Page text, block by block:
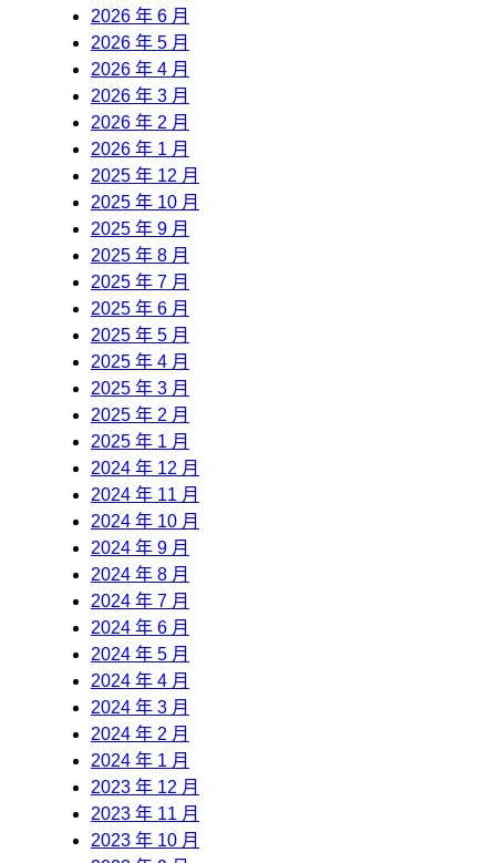
2026 年 6 月
2026 年 5 月
2026 年 4 月
2026 年 3 月
2026 年 2 月
2026 年 1 月
2025 年 12 月
2025 年 10 月
2025 年 9 月
2025 年 8 月
2025 年 7 月
2025 年 6 月
2025 年 5 月
2025 年 4 月
2025 年 3 月
2025 年 2 月
2025 年 1 月
2024 年 12 月
2024 年 11 月
2024 年 10 月
2024 年 9 月
2024 年 8 月
2024 年 7 月
2024 年 6 月
2024 年 5 月
2024 年 4 月
2024 年 3 月
2024 年 2 月
2024 年 1 月
2023 年 12 月
2023 年 11 月
2023 年 10 月